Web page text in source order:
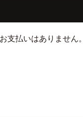
支払いはありません。